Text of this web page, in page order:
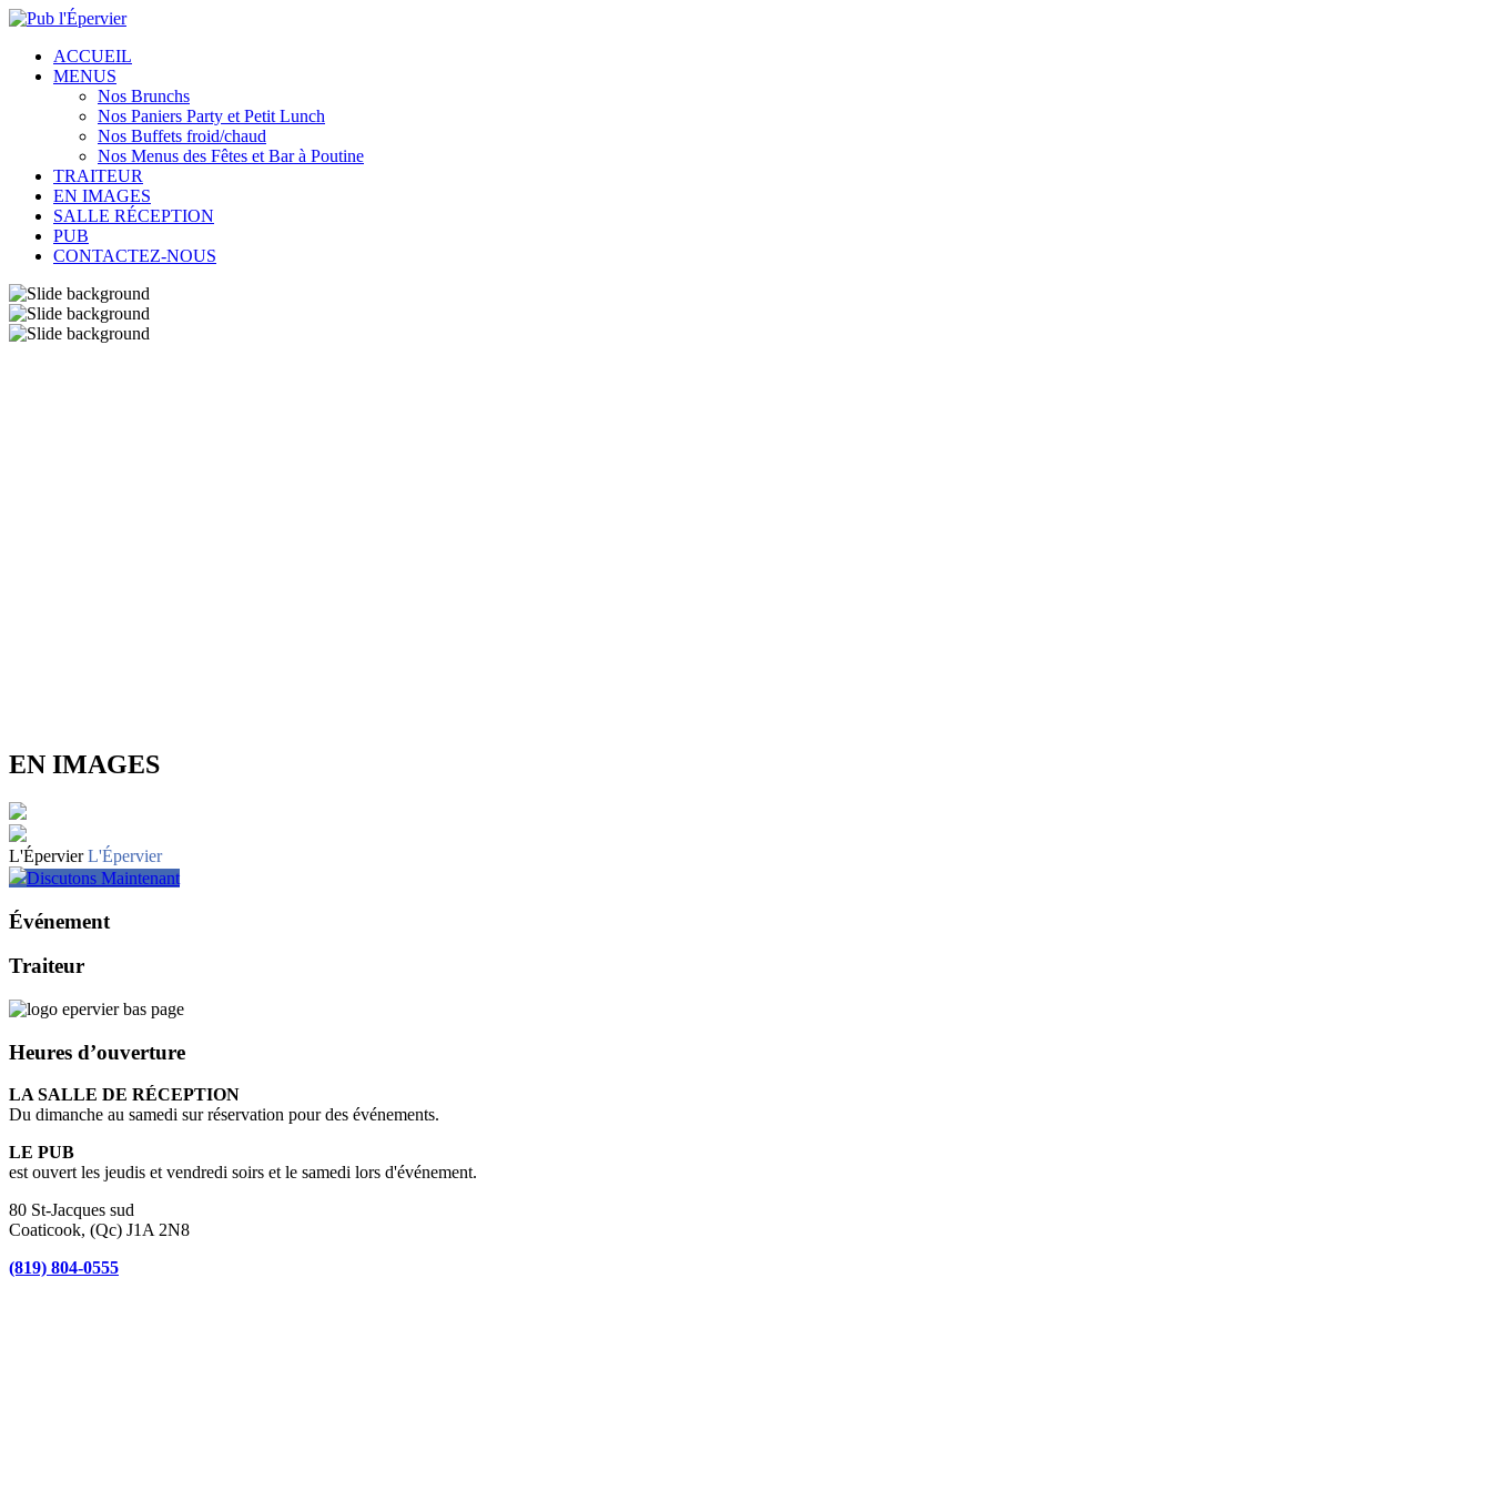
ACCUEIL
MENUS
Nos Brunchs
Nos Paniers Party et Petit Lunch
Nos Buffets froid/chaud
Nos Menus des Fêtes et Bar à Poutine
TRAITEUR
EN IMAGES
SALLE RÉCEPTION
PUB
CONTACTEZ-NOUS
EN IMAGES
L'Épervier L'Épervier
Discutons Maintenant
Événement
Traiteur
Heures d’ouverture
LA SALLE DE RÉCEPTION
Du dimanche au samedi sur réservation pour des événements.
LE PUB
est ouvert les jeudis et vendredi soirs et le samedi lors d'événement.
80 St-Jacques sud
Coaticook, (Qc) J1A 2N8
(819) 804-0555